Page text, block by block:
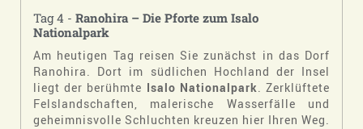
Tag 4 - Ranohira – Die Pforte zum Isalo
Nationalpark
Am heutigen Tag reisen Sie zunächst in das Dorf
Ranohira. Dort im südlichen Hochland der Insel
liegt der berühmte Isalo Nationalpark . Zerklüftete
Felslandschaften, malerische Wasserfälle und
geheimnisvolle Schluchten kreuzen hier Ihren Weg.